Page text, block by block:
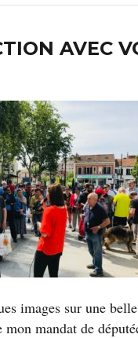
AVEC
images sur une
mandat de